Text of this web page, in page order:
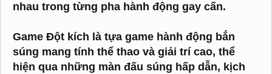
nhau trong từng pha hành động gay cấn.
Game Đột kích là tựa game hành động bắn
súng mang tính thể thao và giải trí cao, thể
hiện qua những màn đấu súng hấp dẫn, kịch